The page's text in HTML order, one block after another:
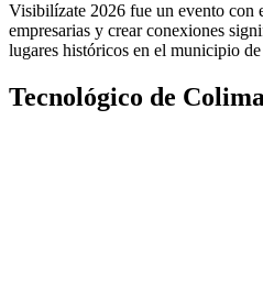
Visibilízate 2026 fue un evento con
empresarias y crear conexiones
lugares históricos en el municipio
Tecnológico de